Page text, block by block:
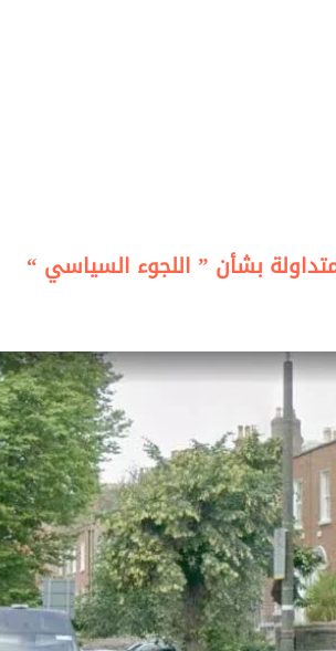
بشأن ” اللجوء السياسي “